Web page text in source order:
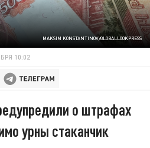
MAKSIM KONSTANTINOV/GLOBALLOOKPRESS
10:02
о штрафах
урны стаканчик